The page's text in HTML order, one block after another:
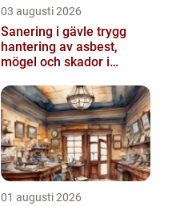
03 augusti 2026
Sanering i gävle trygg
hantering av asbest,
mögel och skador i
01 augusti 2026